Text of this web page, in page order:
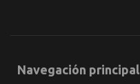
Navegación principal